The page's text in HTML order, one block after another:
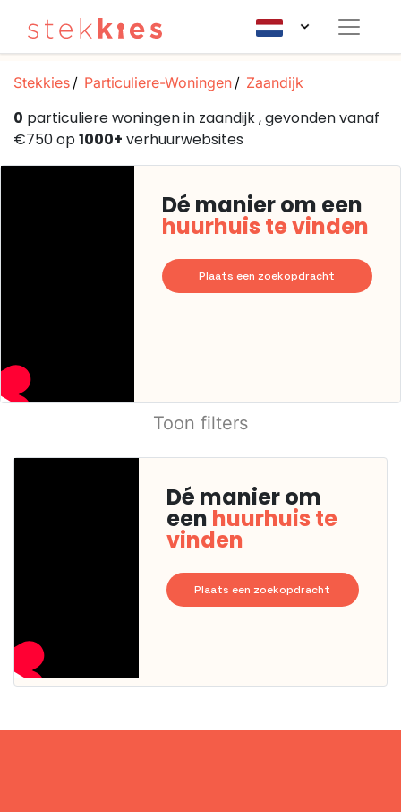
Stekkies Particuliere-Woningen Zaandijk
0 particuliere woningen in zaandijk , gevonden vanaf
€750 op1000+ verhuurwebsites
Dé manier om een
huurhuis te vinden
Plaats een zoekopdracht
Toon filters
Dé manier om
een huurhuis te
vinden
Plaats een zoekopdracht